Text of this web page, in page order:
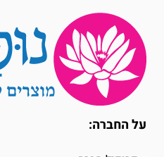
על החברה: